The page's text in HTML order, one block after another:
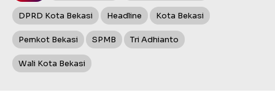
DPRD Kota Bekasi Headline Kota Bekasi
Pemkot Bekasi SPMB Tri Adhianto
Wali Kota Bekasi